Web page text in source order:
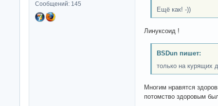
Сообщений: 145
Ещё как! -))
Линуксоид !
BSDun пишет:
только на курящих
Многим нравятся
потомство здоровым